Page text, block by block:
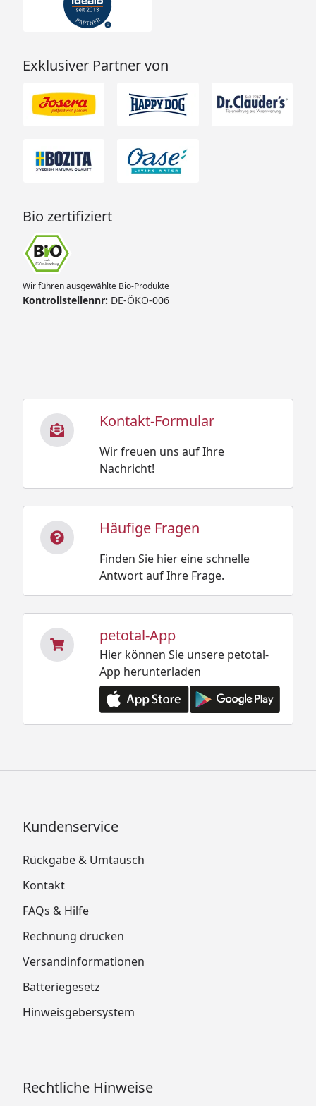
Exklusiver Partner von
Bio zertifiziert
Wir führen ausgewählte Bio-Produkte
Kontrollstellennr: DE-ÖKO-006
Kontakt-Formular
Wir freuen uns auf Ihre
Nachricht!
Häufige Fragen
Finden Sie hier eine schnelle
Antwort auf Ihre Frage.
petotal-App
Hier können Sie unsere petotal-
App herunterladen
Kundenservice
Rückgabe & Umtausch
Kontakt
FAQs & Hilfe
Rechnung drucken
Versandinformationen
Batteriegesetz
Hinweisgebersystem
Rechtliche Hinweise